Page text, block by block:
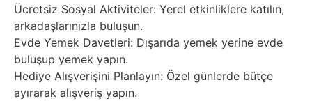
Ücretsiz Sosyal Aktiviteler: Yerel etkinliklere katılın,
arkadaşlarınızla buluşun.
Evde Yemek Davetleri: Dışarıda yemek yerine evde
buluşup yemek yapın.
Hediye Alışverişini Planlayın: Özel günlerde bütçe
ayırarak alışveriş yapın.